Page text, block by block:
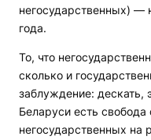
негосударственных) —
года.
То, что
сколько и
заблуждение: дескать,
Беларуси есть
негосударственных на